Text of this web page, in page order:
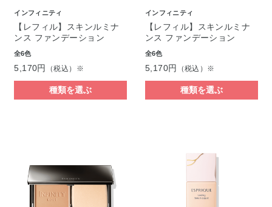
インフィニティ
【レフィル】スキンルミナ
ンス ファンデーション
全6色
5,170円 （税込）※
種類を選ぶ
インフィニティ
【レフィル】スキンルミナ
ンス ファンデーション
全6色
5,170円 （税込）※
種類を選ぶ